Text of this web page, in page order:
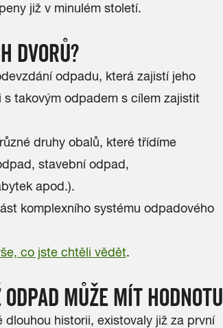
již v minulém století.
DVORŮ?
odpadu, která zajistí jeho
takovým odpadem s cílem zajistit
druhy obalů, které třídíme
stavební odpad,
apod.).
komplexního systému odpadového
co jste chtěli vědět.
MŮŽE MÍT HODNOTU
historii, existovaly již za první